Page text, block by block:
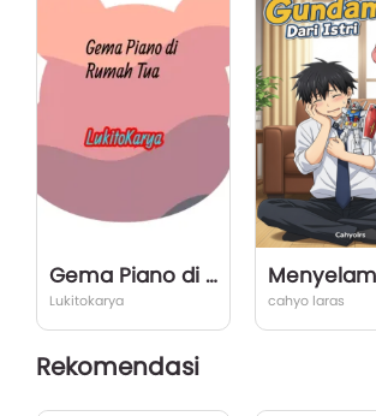
Gema Piano di Rumah Tua
Lukitokarya cahyo laras
Rekomendasi